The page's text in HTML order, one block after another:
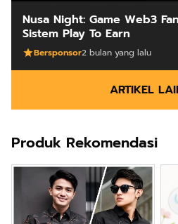
Nusa Night: Game Web3
Sistem Play To Earn
Bersponsor2 bulan yang lalu
ARTIKEL
Produk Rekomendasi